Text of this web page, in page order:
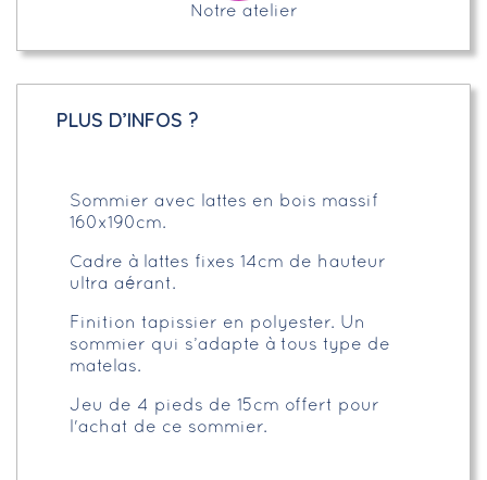
Notre atelier
PLUS D’INFOS ?
Sommier avec lattes en bois massif
160x190cm.
Cadre à lattes fixes 14cm de hauteur
ultra aérant.
Finition tapissier en polyester. Un
sommier qui s’adapte à tous type de
matelas.
Jeu de 4 pieds de 15cm offert pour
l'achat de ce sommier.